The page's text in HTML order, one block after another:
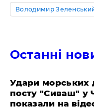
Володимир
Останні
Удари морських
посту "Сиваш" у
показали на